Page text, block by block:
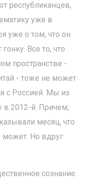
республиканцев,
уже в
уже о том, что он
Все то, что
пространстве -
- тоже не может
с Россией. Мы из
в 2012-й. Причем,
месяц, что
Но вдруг
сознание.